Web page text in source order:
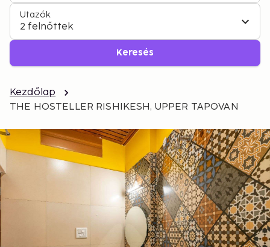
Utazók
2 felnőttek
Keresés
Kezdőlap
THE HOSTELLER RISHIKESH, UPPER TAPOVAN